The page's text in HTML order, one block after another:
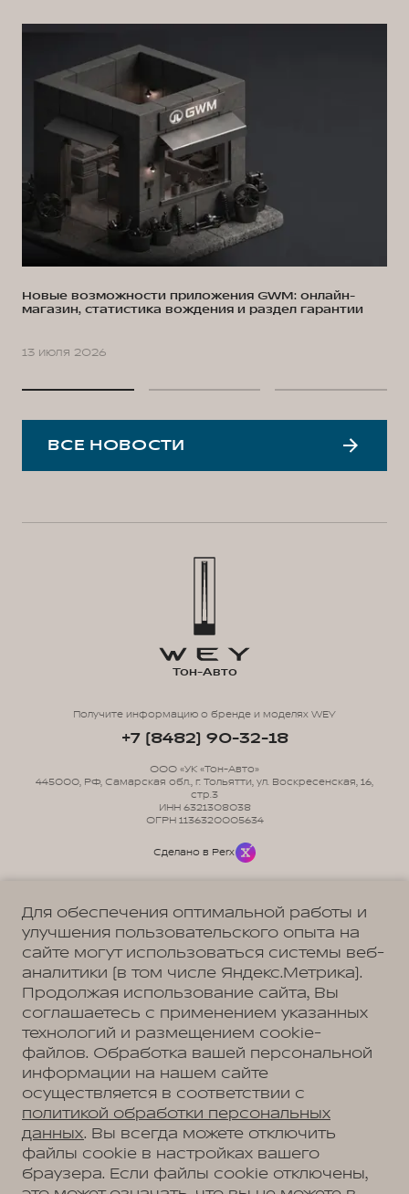
Новые возможности приложения GWM: онлайн-
магазин, статистика вождения и раздел гарантии
13 июля 2026
ВСЕ НОВОСТИ
Политика обработки персональных данных
Согласие на коммуникацию
Согласие на предоставление персональных данных третьим лицам
Согласие на обработку ПД
Тон-Авто
Получите информацию о бренде и моделях WEY
+7 (8482) 90-32-18
ООО «УК «Тон-Авто»
445000, РФ, Самарская обл., г. Тольятти, ул. Воскресенская, 16,
стр.3
ИНН 6321308038
ОГРН 1136320005634
Сделано в Perx
Адрес
Тольятти, ул. Воскресенская, д. 16, стр. 1
+7 (8482) 90-32-18
Для обеспечения оптимальной работы и
улучшения пользовательского опыта на
сайте могут использоваться системы веб-
аналитики (в том числе Яндекс.Метрика).
Продолжая использование сайта, Вы
соглашаетесь с применением указанных
технологий и размещением cookie-
файлов. Обработка вашей персональной
информации на нашем сайте
осуществляется в соответствии с
политикой обработки персональных
данных. Вы всегда можете отключить
файлы cookie в настройках вашего
браузера. Если файлы cookie отключены,